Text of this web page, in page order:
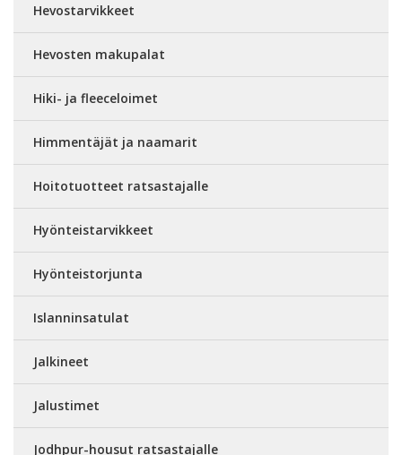
Hevostarvikkeet
Hevosten makupalat
Hiki- ja fleeceloimet
Himmentäjät ja naamarit
Hoitotuotteet ratsastajalle
Hyönteistarvikkeet
Hyönteistorjunta
Islanninsatulat
Jalkineet
Jalustimet
Jodhpur-housut ratsastajalle